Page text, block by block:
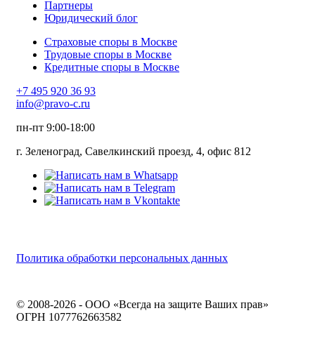
Партнеры
Юридический блог
Страховые споры в Москве
Трудовые споры в Москве
Кредитные споры в Москве
+7 495 920 36 93
info@pravo-c.ru
пн-пт 9:00-18:00
г. Зеленоград, Савелкинский проезд, 4, офис 812
Политика обработки персональных данных
© 2008-2026 - ООО «Всегда на защите Ваших прав»
ОГРН 1077762663582